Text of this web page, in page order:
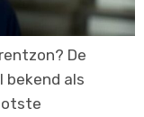
De
bekend als